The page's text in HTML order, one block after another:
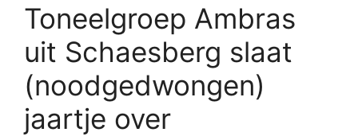
Toneelgroep Ambras
uit Schaesberg slaat
(noodgedwongen)
jaartje over